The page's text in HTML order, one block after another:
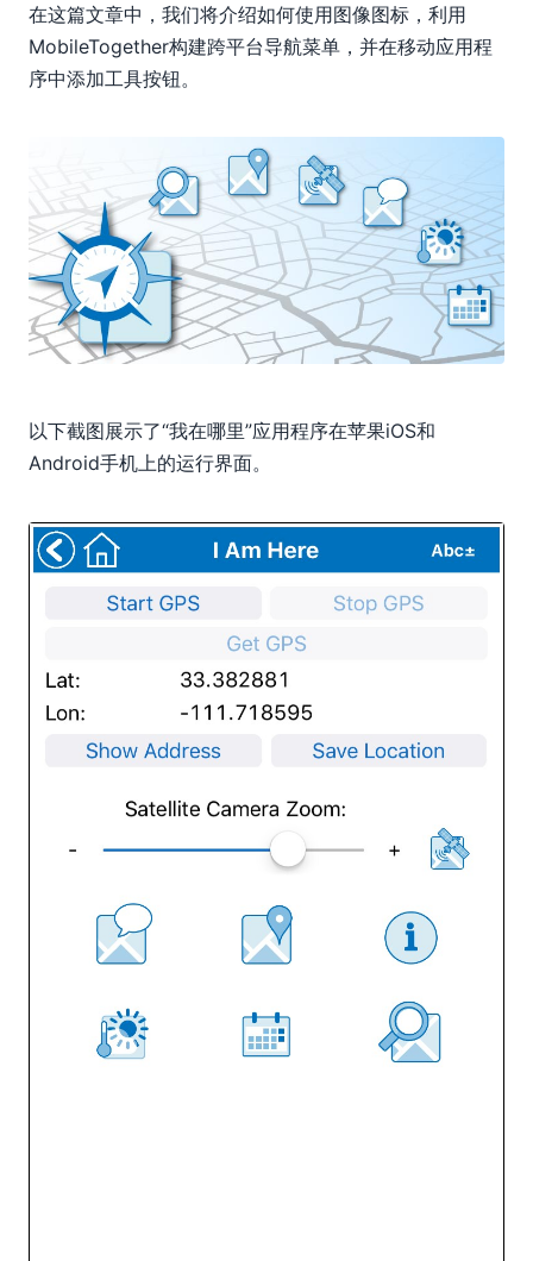
在这篇文章中，我们将介绍如何使用图像图标，利用
MobileTogether构建跨平台导航菜单，并在移动应用程
序中添加工具按钮。
以下截图展示了“我在哪里”应用程序在苹果iOS和
Android手机上的运行界面。